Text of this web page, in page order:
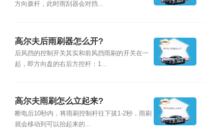
方向拨杆，此时雨刮器会对挡...
高尔夫后雨刷器怎么开?
后风挡的控制开关其实和前风挡雨刷的开关在一
起，即方向盘的右后方控杆：1...
高尔夫雨刷怎么立起来?
断电后10秒内，将雨刷控制杆往下拔1-2秒，雨刷
就会移动到可以抬起来的...